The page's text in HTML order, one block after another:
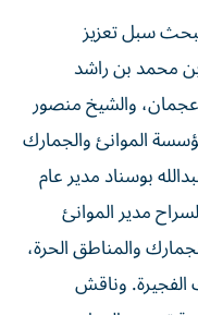
سبل تعزيز
محمد بن راشد
عجمان، والشيخ منصور
الموانئ والجمارك
بوسناد مدير عام
مدير الموانئ
والمناطق الحرة،
وناقش